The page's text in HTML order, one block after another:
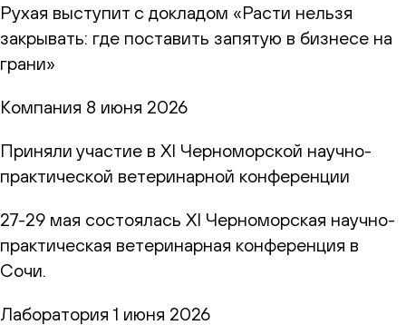
Рухая выступит с докладом «Расти нельзя
закрывать: где поставить запятую в бизнесе на
грани»
Компания 8 июня 2026
Приняли участие в XI Черноморской научно-
практической ветеринарной конференции
27-29 мая состоялась XI Черноморская научно-
практическая ветеринарная конференция в
Сочи.
Лаборатория 1 июня 2026